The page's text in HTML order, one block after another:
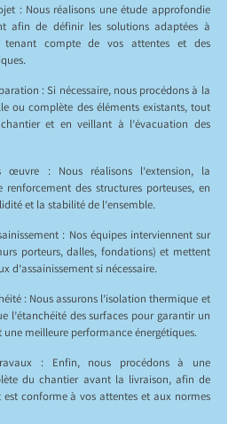
: Nous réalisons une étude approfondie
afin de définir les solutions adaptées à
compte de vos attentes et des
: Si nécessaire, nous procédons à la
ou complète des éléments existants, tout
et en veillant à l’évacuation des
œuvre : Nous réalisons l’extension, la
des structures porteuses, en
et la stabilité de l’ensemble.
: Nos équipes interviennent sur
porteurs, dalles, fondations) et mettent
d’assainissement si nécessaire.
: Nous assurons l’isolation thermique et
l’étanchéité des surfaces pour garantir un
meilleure performance énergétiques.
: Enfin, nous procédons à une
du chantier avant la livraison, afin de
est conforme à vos attentes et aux normes